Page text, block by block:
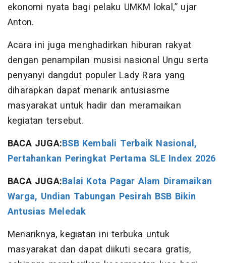
ekonomi nyata bagi pelaku UMKM lokal,” ujar
Anton.
Acara ini juga menghadirkan hiburan rakyat
dengan penampilan musisi nasional Ungu serta
penyanyi dangdut populer Lady Rara yang
diharapkan dapat menarik antusiasme
masyarakat untuk hadir dan meramaikan
kegiatan tersebut.
BACA JUGA:BSB Kembali Terbaik Nasional,
Pertahankan Peringkat Pertama SLE Index 2026
BACA JUGA:Balai Kota Pagar Alam Diramaikan
Warga, Undian Tabungan Pesirah BSB Bikin
Antusias Meledak
Menariknya, kegiatan ini terbuka untuk
masyarakat dan dapat diikuti secara gratis,